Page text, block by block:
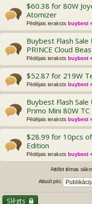
$60.38 for 80W
Atomizer
Pēdējais ieraksts buybest
Buybest Flash
PRINCE Cloud
Pēdējais ieraksts buybest
$52.87 for 219W
Pēdējais ieraksts buybest
Buybest Flash
Primo Mini 80W TC
Pēdējais ieraksts buybest
$28.99 for 10pcs
Edition
Pēdējais ieraksts buybest
Attēlot tēmas
Atlasīt pēc
Slēgts